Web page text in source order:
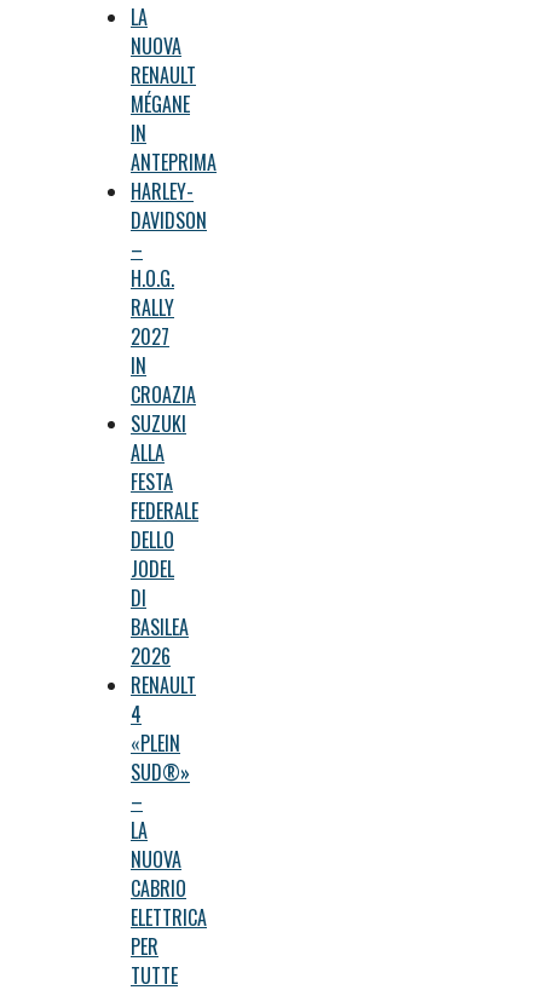
LA
NUOVA
RENAULT
MÉGANE
IN
ANTEPRIMA
HARLEY-
DAVIDSON
–
H.O.G.
RALLY
2027
IN
CROAZIA
SUZUKI
ALLA
FESTA
FEDERALE
DELLO
JODEL
DI
BASILEA
2026
RENAULT
4
«PLEIN
SUD®»
–
LA
NUOVA
CABRIO
ELETTRICA
PER
TUTTE